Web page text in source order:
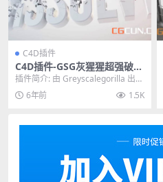
C4D插件
C4D插件-GSG灰猩猩超强破碎
变形动画插件 GreyscaleGoril
la Transform v1.231S+Supe
rText
插件简介: 由 Greyscalegorilla 出品
的 Transform 是...
6年前 1.5K